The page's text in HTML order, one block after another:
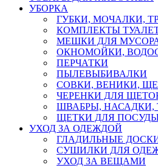
УБОРКА
ГУБКИ, МОЧАЛКИ,
КОМПЛЕКТЫ
МЕШКИ ДЛЯ
ОКНОМОЙКИ,
ПЕРЧАТКИ
ПЫЛЕВЫБИВАЛКИ
СОВКИ, ВЕНИКИ,
ЧЕРЕНКИ ДЛЯ
ШВАБРЫ, НАСАДКИ,
ЩЕТКИ ДЛЯ
УХОД ЗА ОДЕЖДОЙ
ГЛАДИЛЬНЫЕ
СУШИЛКИ ДЛЯ
УХОД ЗА ВЕЩАМИ